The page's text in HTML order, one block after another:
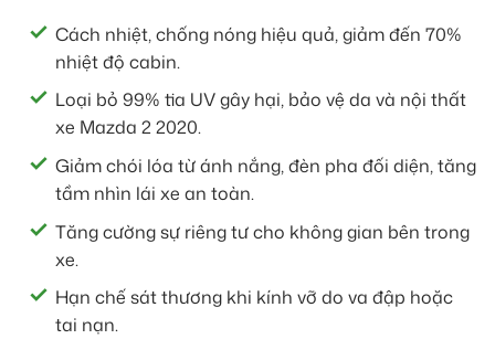
Cách nhiệt, chống nóng hiệu quả, giảm đến 70%
nhiệt độ cabin.
Loại bỏ 99% tia UV gây hại, bảo vệ da và nội thất
xe Mazda 2 2020.
Giảm chói lóa từ ánh nắng, đèn pha đối diện, tăng
tầm nhìn lái xe an toàn.
Tăng cường sự riêng tư cho không gian bên trong
xe.
Hạn chế sát thương khi kính vỡ do va đập hoặc
tai nạn.